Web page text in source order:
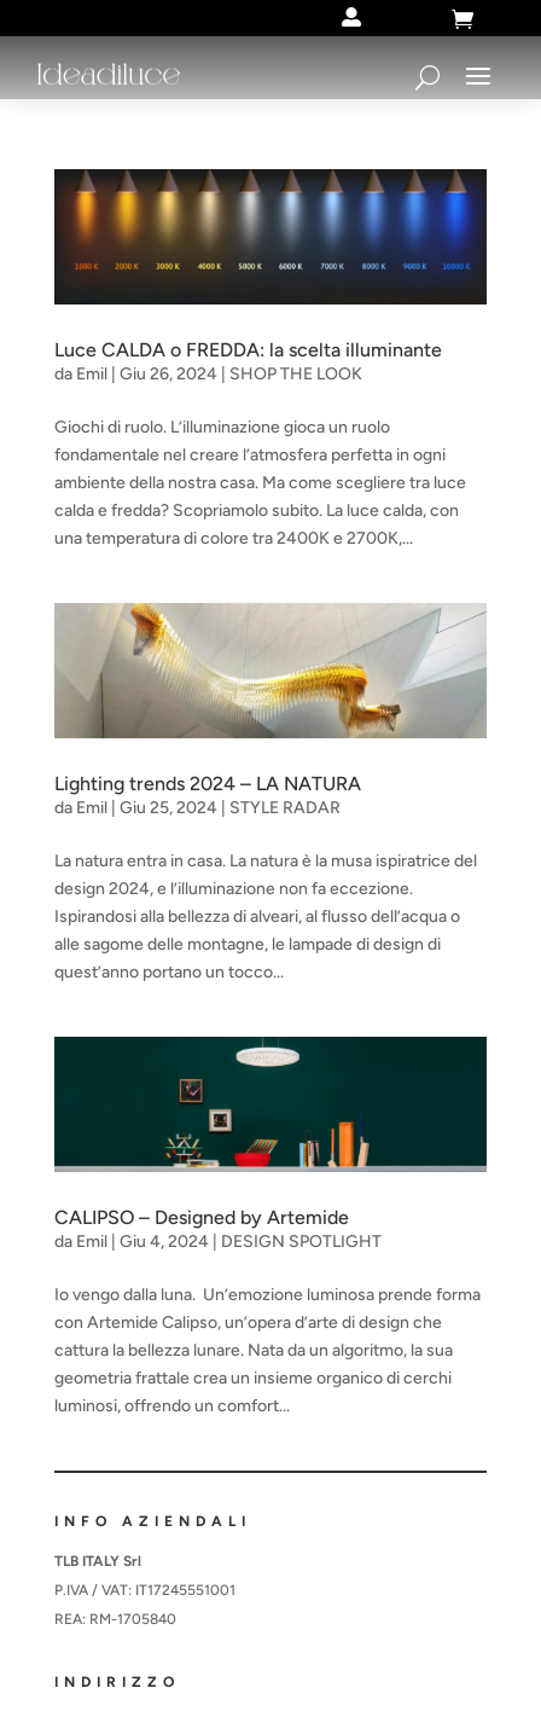
 
Luce CALDA o FREDDA: la scelta illuminante
da Emil| Giu 26, 2024| SHOP THE LOOK
Giochi di ruolo. L’illuminazione gioca un ruolo
fondamentale nel creare l’atmosfera perfetta in ogni
ambiente della nostra casa. Ma come scegliere tra luce
calda e fredda? Scopriamolo subito. La luce calda, con
una temperatura di colore tra 2400K e 2700K,...
Lighting trends 2024 – LA NATURA
da Emil| Giu 25, 2024| STYLE RADAR
La natura entra in casa. La natura è la musa ispiratrice del
design 2024, e l’illuminazione non fa eccezione.
Ispirandosi alla bellezza di alveari, al flusso dell’acqua o
alle sagome delle montagne, le lampade di design di
quest’anno portano un tocco...
CALIPSO – Designed by Artemide
da Emil| Giu 4, 2024| DESIGN SPOTLIGHT
Io vengo dalla luna. Un’emozione luminosa prende forma
con Artemide Calipso, un’opera d’arte di design che
cattura la bellezza lunare. Nata da un algoritmo, la sua
geometria frattale crea un insieme organico di cerchi
luminosi, offrendo un comfort...
INFO AZIENDALI
TLB ITALY Srl
P.IVA / VAT: IT17245551001
REA: RM-1705840
INDIRIZZO